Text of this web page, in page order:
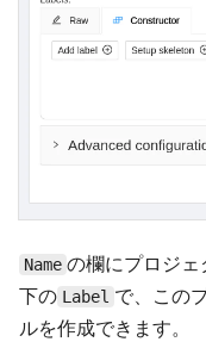
Name の欄にプロジェ
下の Label で、この
ルを作成できます。